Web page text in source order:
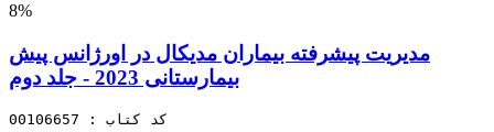
8%
مدیریت پیشرفته بیماران مدیکال در اورژانس پیش
بیمارستانی 2023 - جلد دوم
کد کتاب : 00106657